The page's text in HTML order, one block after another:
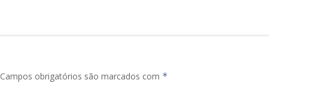
Campos obrigatórios são marcados com *